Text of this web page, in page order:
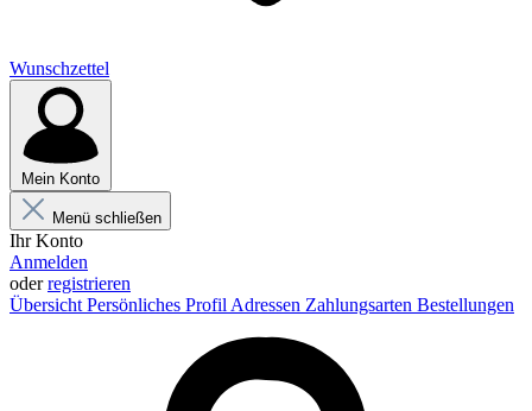
Wunschzettel
Mein Konto
Menü schließen
Ihr Konto
Anmelden
oderregistrieren
Übersicht Persönliches Profil Adressen Zahlungsarten Bestellungen